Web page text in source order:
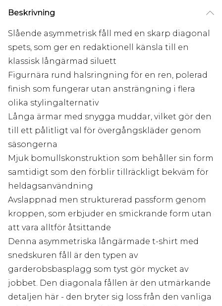
Beskrivning
Slående asymmetrisk fåll med en skarp diagonal
spets, som ger en redaktionell känsla till en
klassisk långärmad siluett
Figurnära rund halsringning för en ren, polerad
finish som fungerar utan ansträngning i flera
olika stylingalternativ
Långa ärmar med snygga muddar, vilket gör den
till ett pålitligt val för övergångskläder genom
säsongerna
Mjuk bomullskonstruktion som behåller sin form
samtidigt som den förblir tillräckligt bekväm för
heldagsanvändning
Avslappnad men strukturerad passform genom
kroppen, som erbjuder en smickrande form utan
att vara alltför åtsittande
Denna asymmetriska långärmade t-shirt med
snedskuren fåll är den typen av
garderobsbasplagg som tyst gör mycket av
jobbet. Den diagonala fållen är den utmärkande
detaljen här - den bryter sig loss från den vanliga